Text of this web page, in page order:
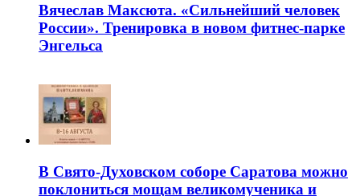
Вячеслав Максюта. «Сильнейший человек
России». Тренировка в новом фитнес-парке
Энгельса
В Свято-Духовском соборе Саратова можно
поклониться мощам великомученика и